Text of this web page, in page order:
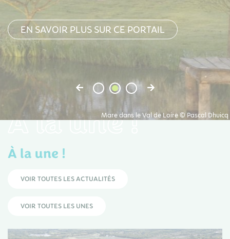
Mare dans le Val de Loire © Pascal Dhuicq
EN SAVOIR PLUS SUR CE PORTAIL
À la une !
À la une !
VOIR TOUTES LES ACTUALITÉS
VOIR TOUTES LES UNES